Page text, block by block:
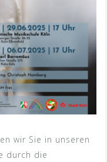
wir Sie in unseren
durch die